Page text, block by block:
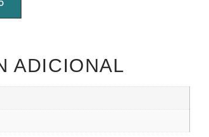
ADICIONAL